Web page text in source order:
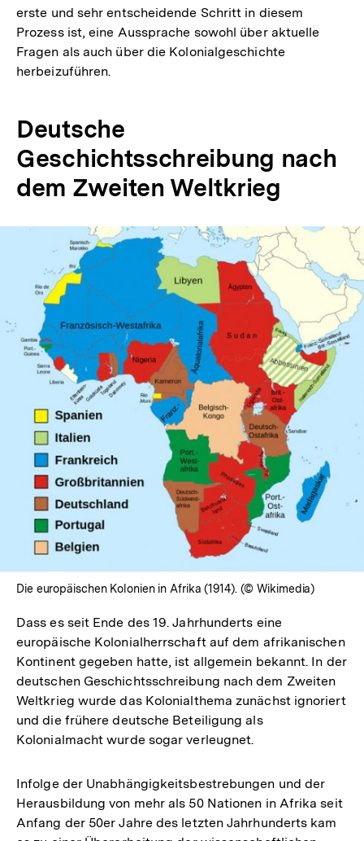
erste und sehr entscheidende Schritt in diesem
Prozess ist, eine Aussprache sowohl über aktuelle
Fragen als auch über die Kolonialgeschichte
herbeizuführen.
Deutsche
Geschichtsschreibung nach
dem Zweiten Weltkrieg
In
Lightbox
öffnen
Die europäischen Kolonien in Afrika (1914). (© Wikimedia)
Dass es seit Ende des 19. Jahrhunderts eine
europäische Kolonialherrschaft auf dem afrikanischen
Kontinent gegeben hatte, ist allgemein bekannt. In der
deutschen Geschichtsschreibung nach dem Zweiten
Weltkrieg wurde das Kolonialthema zunächst ignoriert
und die frühere deutsche Beteiligung als
Kolonialmacht wurde sogar verleugnet.
Infolge der Unabhängigkeitsbestrebungen und der
Herausbildung von mehr als 50 Nationen in Afrika seit
Anfang der 50er Jahre des letzten Jahrhunderts kam